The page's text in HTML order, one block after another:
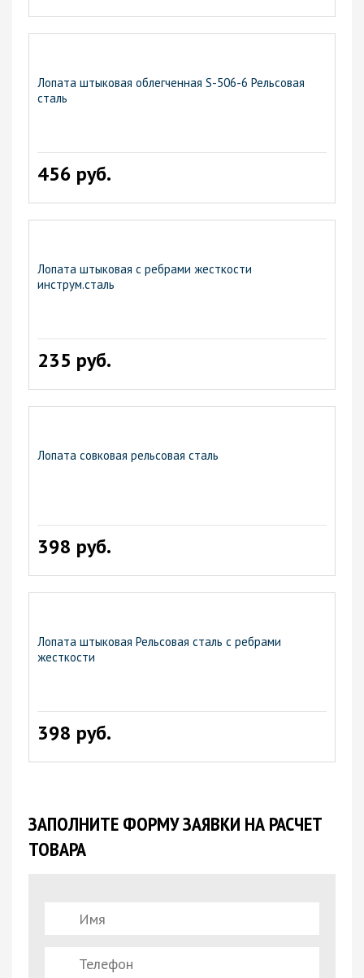
Лопата штыковая облегченная S-506-6 Рельсовая
сталь
456 руб.
Лопата штыковая с ребрами жесткости
инструм.сталь
235 руб.
Лопата совковая рельсовая сталь
398 руб.
Лопата штыковая Рельсовая сталь с ребрами
жесткости
398 руб.
ЗАПОЛНИТЕ ФОРМУ ЗАЯВКИ НА РАСЧЕТ
ТОВАРА